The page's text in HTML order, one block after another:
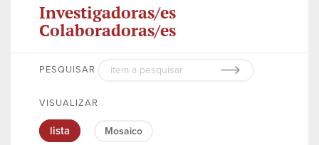
Investigadoras/es
Colaboradoras/es
PESQUISAR
VISUALIZAR
lista Mosaico